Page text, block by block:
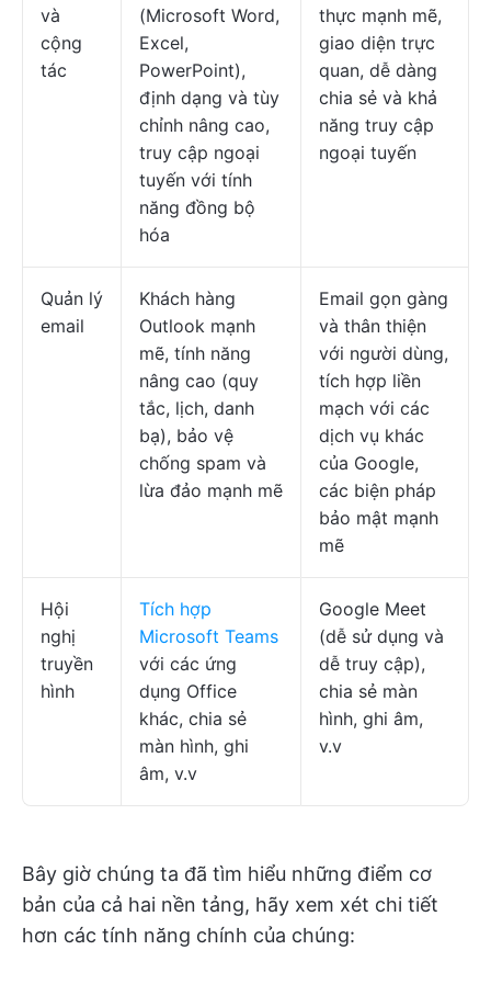
và
cộng
tác
(Microsoft Word,
Excel,
PowerPoint),
định dạng và tùy
chỉnh nâng cao,
truy cập ngoại
tuyến với tính
năng đồng bộ
hóa
thực mạnh mẽ,
giao diện trực
quan, dễ dàng
chia sẻ và khả
năng truy cập
ngoại tuyến
Quản lý
email
Khách hàng
Outlook mạnh
mẽ, tính năng
nâng cao (quy
tắc, lịch, danh
bạ), bảo vệ
chống spam và
lừa đảo mạnh mẽ
Email gọn gàng
và thân thiện
với người dùng,
tích hợp liền
mạch với các
dịch vụ khác
của Google,
các biện pháp
bảo mật mạnh
mẽ
Hội
nghị
truyền
hình
Tích hợp
Microsoft Teams
với các ứng
dụng Office
khác, chia sẻ
màn hình, ghi
âm, v.v
Google Meet
(dễ sử dụng và
dễ truy cập),
chia sẻ màn
hình, ghi âm,
v.v
Bây giờ chúng ta đã tìm hiểu những điểm cơ
bản của cả hai nền tảng, hãy xem xét chi tiết
hơn các tính năng chính của chúng: